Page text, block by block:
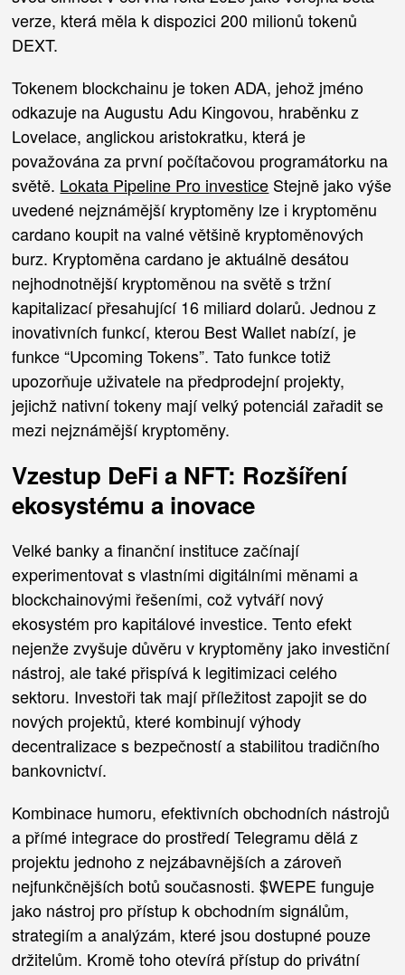
verze, která měla k dispozici 200 milionů tokenů
DEXT.
Tokenem blockchainu je token ADA, jehož jméno
odkazuje na Augustu Adu Kingovou, hraběnku z
Lovelace, anglickou aristokratku, která je
považována za první počítačovou programátorku na
světě. Lokata Pipeline Pro investice Stejně jako výše
uvedené nejznámější kryptoměny lze i kryptoměnu
cardano koupit na valné většině kryptoměnových
burz. Kryptoměna cardano je aktuálně desátou
nejhodnotnější kryptoměnou na světě s tržní
kapitalizací přesahující 16 miliard dolarů. Jednou z
inovativních funkcí, kterou Best Wallet nabízí, je
funkce “Upcoming Tokens”. Tato funkce totiž
upozorňuje uživatele na předprodejní projekty,
jejichž nativní tokeny mají velký potenciál zařadit se
mezi nejznámější kryptoměny.
Vzestup DeFi a NFT: Rozšíření
ekosystému a inovace
Velké banky a finanční instituce začínají
experimentovat s vlastními digitálními měnami a
blockchainovými řešeními, což vytváří nový
ekosystém pro kapitálové investice. Tento efekt
nejenže zvyšuje důvěru v kryptoměny jako investiční
nástroj, ale také přispívá k legitimizaci celého
sektoru. Investoři tak mají příležitost zapojit se do
nových projektů, které kombinují výhody
decentralizace s bezpečností a stabilitou tradičního
bankovnictví.
Kombinace humoru, efektivních obchodních nástrojů
a přímé integrace do prostředí Telegramu dělá z
projektu jednoho z nejzábavnějších a zároveň
nejfunkčnějších botů současnosti. $WEPE funguje
jako nástroj pro přístup k obchodním signálům,
strategiím a analýzám, které jsou dostupné pouze
držitelům. Kromě toho otevírá přístup do privátní